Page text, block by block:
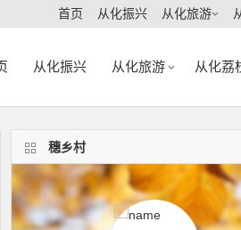
首页 从化振兴 从化旅游
从化振兴 从化旅游 从化荔
穗乡村